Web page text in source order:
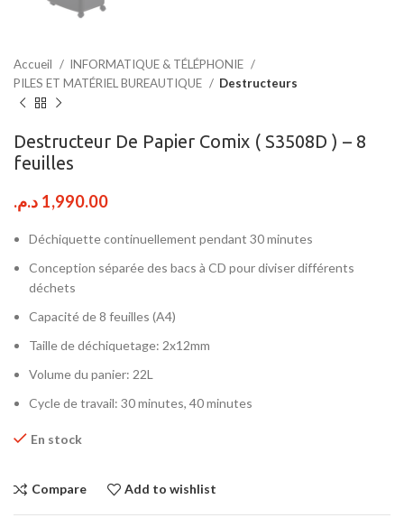
Accueil
INFORMATIQUE & TÉLÉPHONIE
PILES ET MATÉRIEL BUREAUTIQUE
Destructeurs
Destructeur De Papier Comix ( S3508D ) – 8
feuilles
1,990.00 د.م.
Déchiquette continuellement pendant 30 minutes
Conception séparée des bacs à CD pour diviser différents
déchets
Capacité de 8 feuilles (A4)
Taille de déchiquetage: 2x12mm
Volume du panier: 22L
Cycle de travail: 30 minutes, 40 minutes
En stock
Compare Add to wishlist